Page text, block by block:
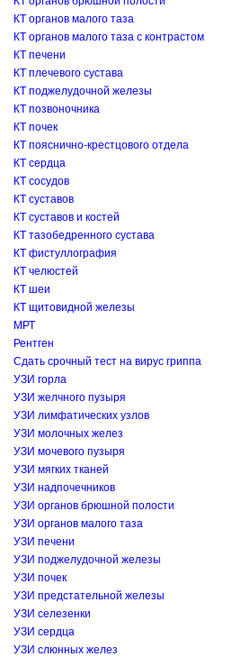
КТ органов малого таза
КТ органов малого таза с контрастом
КТ печени
КТ плечевого сустава
КТ поджелудочной железы
КТ позвоночника
КТ почек
КТ пояснично-крестцового отдела
КТ сердца
КТ сосудов
КТ суставов
КТ суставов и костей
КТ тазобедренного сустава
КТ фистуллография
КТ челюстей
КТ шеи
КТ щитовидной железы
МРТ
Рентген
Сдать срочный тест на вирус гриппа
УЗИ горла
УЗИ желчного пузыря
УЗИ лимфатических узлов
УЗИ молочных желез
УЗИ мочевого пузыря
УЗИ мягких тканей
УЗИ надпочечников
УЗИ органов брюшной полости
УЗИ органов малого таза
УЗИ печени
УЗИ поджелудочной железы
УЗИ почек
УЗИ предстательной железы
УЗИ селезенки
УЗИ сердца
УЗИ слюнных желез